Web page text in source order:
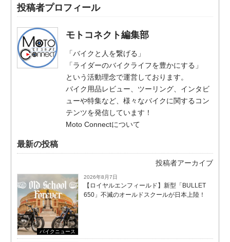
投稿者プロフィール
モトコネクト編集部
「バイクと人を繋げる」
「ライダーのバイクライフを豊かにする」
という活動理念で運営しております。
バイク用品レビュー、ツーリング、インタビ
ューや特集など、様々なバイクに関するコン
テンツを発信しています！
Moto Connectについて
最新の投稿
投稿者アーカイブ
バイクニュース
2026年8月7日
【ロイヤルエンフィールド】新型「BULLET
650」不滅のオールドスクールが⽇本上陸！